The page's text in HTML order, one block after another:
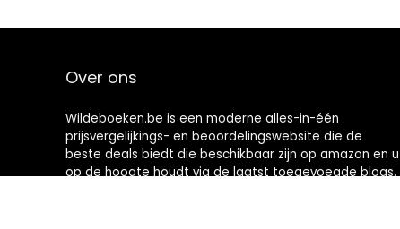
Over ons
Wildeboeken.be is een moderne alles-in-één
prijsvergelijkings- en beoordelingswebsite die de
beste deals biedt die beschikbaar zijn op amazon en u
op de hoogte houdt via de laatst toegevoegde blogs.